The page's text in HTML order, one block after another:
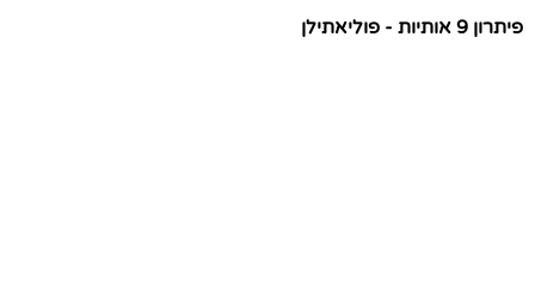
פיתרון 9 אותיות - פוליאתילן